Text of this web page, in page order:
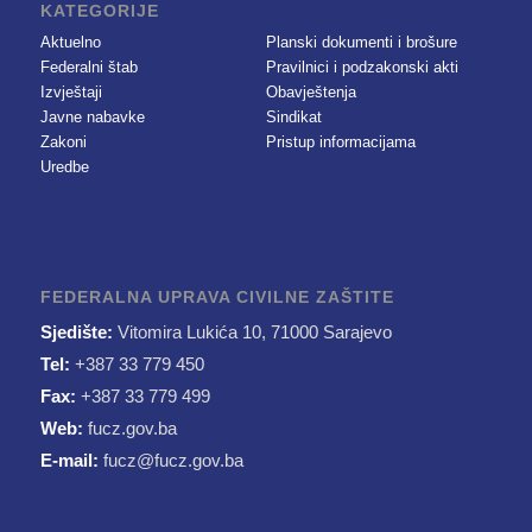
KATEGORIJE
Aktuelno
Federalni štab
Izvještaji
Javne nabavke
Zakoni
Uredbe
Planski dokumenti i brošure
Pravilnici i podzakonski akti
Obavještenja
Sindikat
Pristup informacijama
FEDERALNA UPRAVA CIVILNE ZAŠTITE
Sjedište: Vitomira Lukića 10, 71000 Sarajevo
Tel: +387 33 779 450
Fax: +387 33 779 499
Web: fucz.gov.ba
E-mail: fucz@fucz.gov.ba